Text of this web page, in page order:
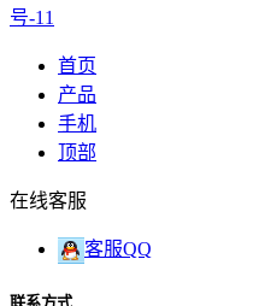
号-11
首页
产品
手机
顶部
在线客服
客服QQ